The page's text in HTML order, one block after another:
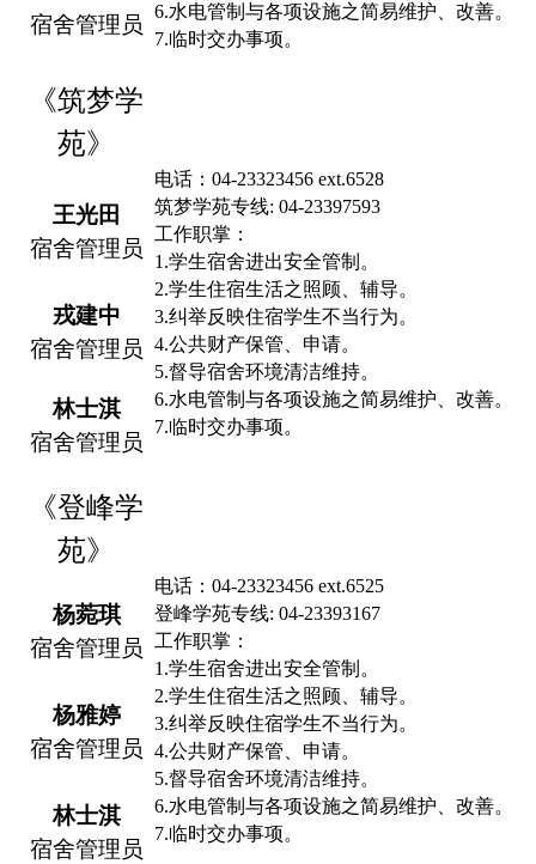
宿舍管理员
6.水电管制与各项设施之简易维护 、改善。
7.临时交办事项。
《筑梦学
苑》
王光田
宿舍管理员
戎建中
宿舍管理员
林士淇
宿舍管理员
电话：04-23323456 ext.6528
筑梦学苑专线: 04-23397593
工作职掌：
1.学生宿舍进出安全管制。
2.学生住宿生活之照顾、辅导。
3.纠举反映住宿学生不当行为。
4.公共财产保管、申请。
5.督导宿舍环境清洁维持。
6.水电管制与各项设施之简易维护 、改善。
7.临时交办事项。
《登峰学
苑》
杨菀琪
宿舍管理员
杨雅婷
宿舍管理员
林士淇
宿舍管理员
电话：04-23323456 ext.6525
登峰学苑专线: 04-23393167
工作职掌：
1.学生宿舍进出安全管制。
2.学生住宿生活之照顾、辅导。
3.纠举反映住宿学生不当行为。
4.公共财产保管、申请。
5.督导宿舍环境清洁维持。
6.水电管制与各项设施之简易维护 、改善。
7.临时交办事项。